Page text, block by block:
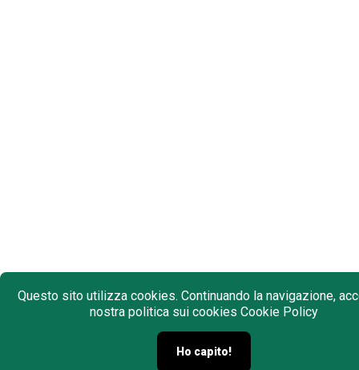
Questo sito utilizza cookies. Continuando la navigazione,
nostra politica sui cookies Cookie Policy
Ho capito!